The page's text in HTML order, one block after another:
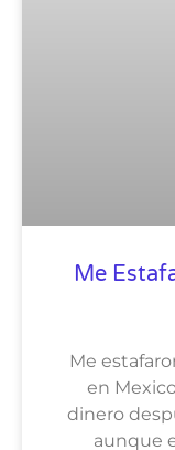
Me
Me
en
dinero
aunque